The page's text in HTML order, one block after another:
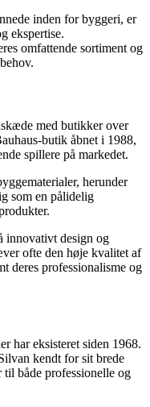
inden for byggeri, er
ekspertise.
omfattende sortiment og
med butikker over
butik åbnet i 1988,
spillere på markedet.
herunder
som en pålidelig
innovativt design og
ofte den høje kvalitet af
deres professionalisme og
har eksisteret siden 1968.
kendt for sit brede
både professionelle og